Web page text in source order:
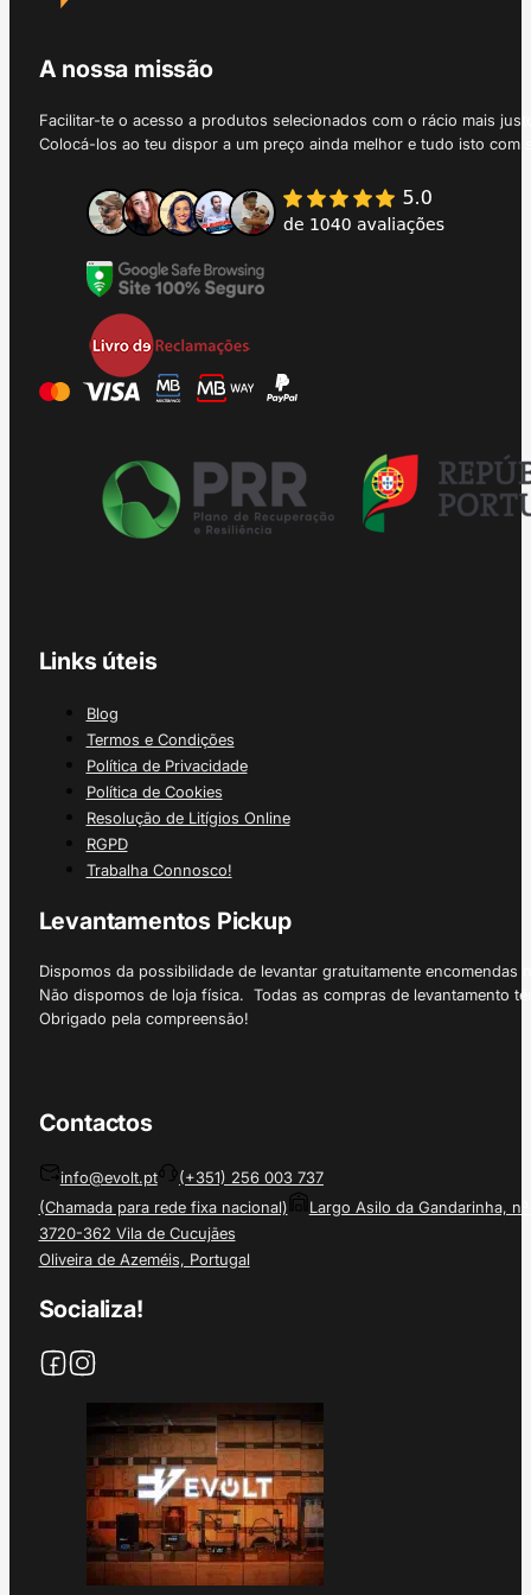
A nossa missão
Facilitar-te o acesso a produtos selecionados com o rácio mais
Colocá-los ao teu dispor a um preço ainda melhor e tudo isto
Links úteis
Blog
Termos e Condições
Política de Privacidade
Política de Cookies
Resolução de Litígios Online
RGPD
Trabalha Connosco!
Levantamentos Pickup
Dispomos da possibilidade de levantar gratuitamente
Não dispomos de loja física. Todas as compras de levantamento
Obrigado pela compreensão!
Contactos
info@evolt.pt
(+351) 256 003 737
(Chamada para rede fixa nacional)
Largo Asilo da Gandarinha, nº
3720-362 Vila de Cucujães
Oliveira de Azeméis, Portugal
Socializa!